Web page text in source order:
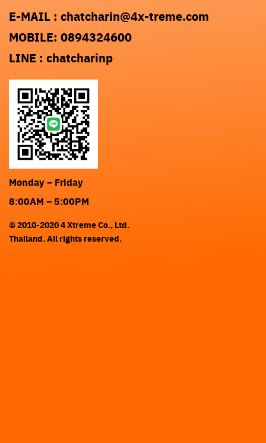
E-MAIL : chatcharin@4x-treme.com
MOBILE: 0894324600
LINE : chatcharinp
Monday – Friday
8:00AM – 5:00PM
© 2010-2020 4 Xtreme Co., Ltd.
Thailand. All rights reserved.